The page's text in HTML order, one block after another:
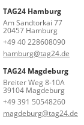
TAG24 Hamburg
Am Sandtorkai 77
20457 Hamburg
+49 40 228608090
hamburg@tag24.de
TAG24 Magdeburg
Breiter Weg 8-10A
39104 Magdeburg
+49 391 50548260
magdeburg@tag24.de